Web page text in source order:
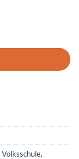
Volksschule,